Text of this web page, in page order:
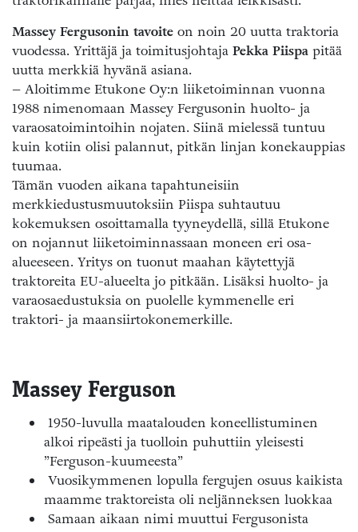
Massey Fergusonin tavoite on noin 20 uutta traktoria
vuodessa. Yrittäjä ja toimitusjohtaja Pekka Piispa pitää
uutta merkkiä hyvänä asiana.
– Aloitimme Etukone Oy:n liiketoiminnan vuonna
1988 nimenomaan Massey Fergusonin huolto- ja
varaosatoimintoihin nojaten. Siinä mielessä tuntuu
kuin kotiin olisi palannut, pitkän linjan konekauppias
tuumaa.
Tämän vuoden aikana tapahtuneisiin
merkkiedustusmuutoksiin Piispa suhtautuu
kokemuksen osoittamalla tyyneydellä, sillä Etukone
on nojannut liiketoiminnassaan moneen eri osa-
alueeseen. Yritys on tuonut maahan käytettyjä
traktoreita EU-alueelta jo pitkään. Lisäksi huolto- ja
varaosaedustuksia on puolelle kymmenelle eri
traktori- ja maansiirtokonemerkille.
Massey Ferguson
1950-luvulla maatalouden koneellistuminen
alkoi ripeästi ja tuolloin puhuttiin yleisesti
”Ferguson-kuumeesta”
Vuosikymmenen lopulla fergujen osuus kaikista
maamme traktoreista oli neljänneksen luokkaa
Samaan aikaan nimi muuttui Fergusonista